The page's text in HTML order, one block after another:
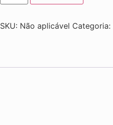
SKU: Não aplicável Categoria: